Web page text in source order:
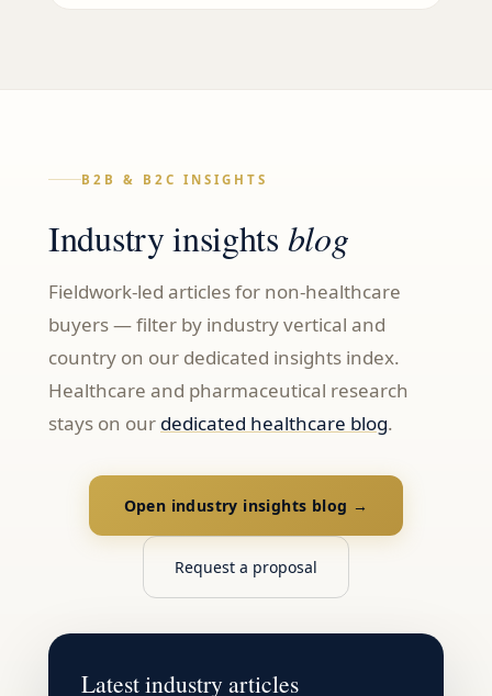
B2B & B2C INSIGHTS
Industry insights blog
Fieldwork-led articles for non-healthcare
buyers — filter by industry vertical and
country on our dedicated insights index.
Healthcare and pharmaceutical research
stays on our dedicated healthcare blog.
Open industry insights blog →
Request a proposal
Latest industry articles